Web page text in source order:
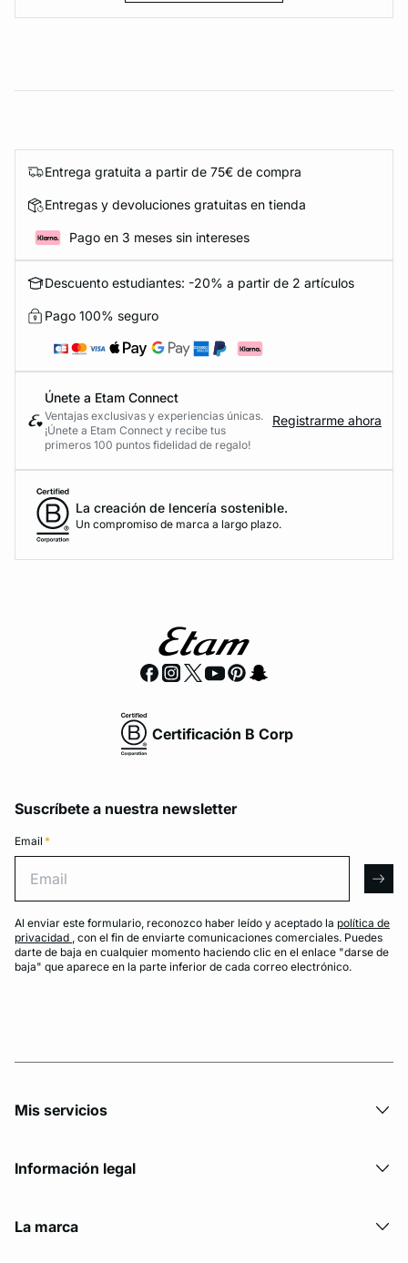
Entrega gratuita a partir de 75€ de compra
Entregas y devoluciones gratuitas en tienda
Pago en 3 meses sin intereses
Descuento estudiantes: -20% a partir de 2 artículos
Pago 100% seguro
Únete a Etam Connect
Ventajas exclusivas y experiencias únicas.
¡Únete a Etam Connect y recibe tus
primeros 100 puntos fidelidad de regalo!
Registrarme ahora
La creación de lencería sostenible.
Un compromiso de marca a largo plazo.
Certificación B Corp
Suscríbete a nuestra newsletter
Email *
Al enviar este formulario, reconozco haber leído y aceptado la política de
privacidad , con el fin de enviarte comunicaciones comerciales. Puedes
darte de baja en cualquier momento haciendo clic en el enlace "darse de
baja" que aparece en la parte inferior de cada correo electrónico.
Mis servicios
Información legal
La marca